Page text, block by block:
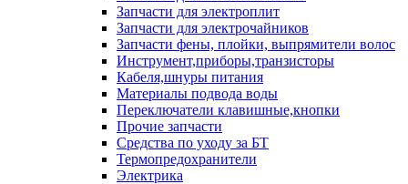
Запчасти для электроплит
Запчасти для электрочайников
Запчасти фены, плойки, выпрямители волос
Инструмент,приборы,транзисторы
Кабеля,шнуры питания
Материалы подвода воды
Переключатели клавишные,кнопки
Прочие запчасти
Средства по уходу за БТ
Термопредохранители
Электрика